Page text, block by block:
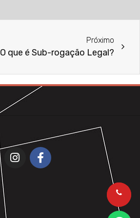
Próximo
O que é Sub-rogação Legal?